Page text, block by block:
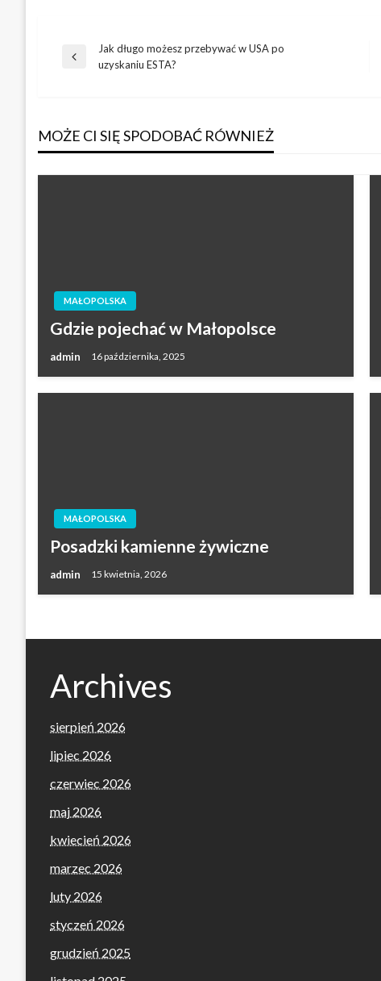
Nawigacja
Poprzedni
Jak długo możesz przebywać w USA po
uzyskaniu ESTA?
MOŻE CI SIĘ SPODOBAĆ RÓWNIEŻ
MAŁOPOLSKA
Gdzie pojechać w Małopolsce
admin 16 października, 2025
MAŁOPOLSKA
Posadzki kamienne żywiczne
admin 15 kwietnia, 2026
Archives
sierpień 2026
lipiec 2026
czerwiec 2026
maj 2026
kwiecień 2026
marzec 2026
luty 2026
styczeń 2026
grudzień 2025